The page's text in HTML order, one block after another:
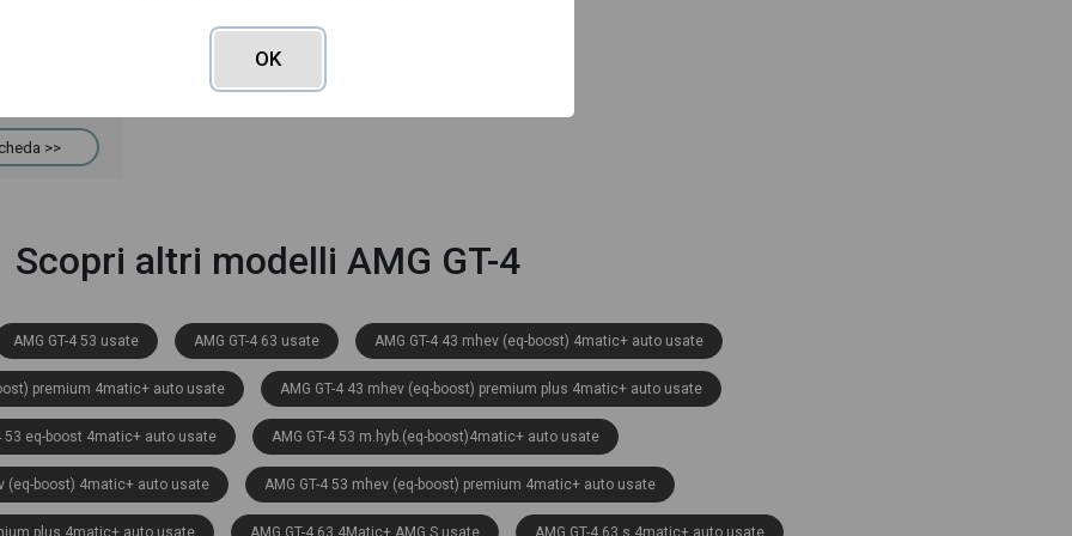
>>
Scopri altri modelli AMG GT-4
AMG GT-4 53 usate AMG GT-4 63 usate AMG GT-4 43 mhev (eq-boost) 4matic+ auto usate
premium 4matic+ auto usate AMG GT-4 43 mhev (eq-boost) premium plus 4matic+ auto usate
53 eq-boost 4matic+ auto usate AMG GT-4 53 m.hyb.(eq-boost)4matic+ auto usate
(eq-boost) 4matic+ auto usate AMG GT-4 53 mhev (eq-boost) premium 4matic+ auto usate
plus 4matic+ auto usate AMG GT-4 63 4Matic+ AMG S usate AMG GT-4 63 s 4matic+ auto usate
OK